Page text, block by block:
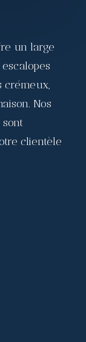
un large
crémeux,
Nos
sont
clientèle